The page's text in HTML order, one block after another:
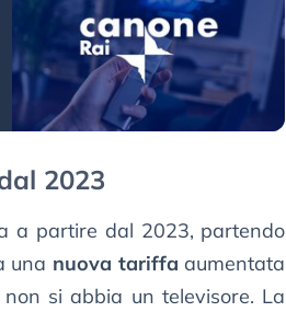
2023
a partire dal 2023, partendo
una nuova tariffa aumentata
si abbia un televisore. La